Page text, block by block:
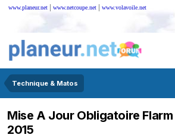
www.planeur.net | www.netcoupe.net | www.volavoile.net
Technique & Matos
Mise A Jour Obligatoire
2015